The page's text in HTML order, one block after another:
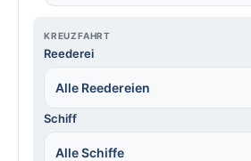
KREUZFAHRT
Reederei
Alle Reedereien
Schiff
Alle Schiffe